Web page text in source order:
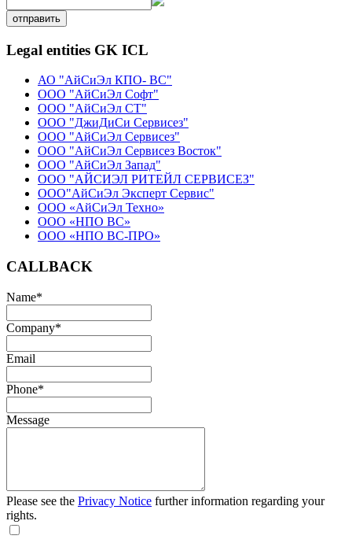
отправить
Legal entities GK ICL
АО "АйСиЭл КПО- ВС"
ООО "АйСиЭл Софт"
ООО "АйСиЭл СТ"
ООО "ДжиДиСи Сервисез"
ООО "АйСиЭл Сервисез"
ООО "АйСиЭл Сервисез Восток"
ООО "АйСиЭл Запад"
ООО "АЙСИЭЛ РИТЕЙЛ СЕРВИСЕЗ"
ООО"АйСиЭл Эксперт Сервис"
ООО «АйСиЭл Техно»
ООО «НПО ВС»
ООО «НПО ВС-ПРО»
CALLBACK
Name*
Company*
Email
Phone*
Message
Please see the Privacy Notice further information regarding your
rights.